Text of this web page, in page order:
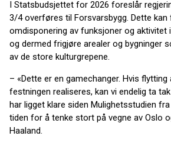
I Statsbudsjettet for 2026 foreslår
3/4 overføres til Forsvarsbygg. Dette kan
omdisponering av funksjoner og
og dermed frigjøre arealer og bygninger
av de store kulturgrepene.
– «Dette er en gamechanger. Hvis
festningen realiseres, kan vi endelig ta
har ligget klare siden Mulighetsstudien
tiden for å tenke stort på vegne av Oslo
Haaland.